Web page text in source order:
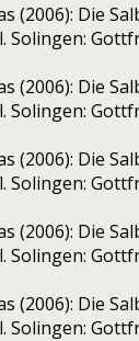
(2006): Die
Solingen:
(2006): Die
Solingen:
(2006): Die
Solingen:
(2006): Die
Solingen:
(2006): Die
Solingen: